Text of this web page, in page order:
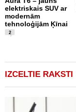
elektriskais SUV ar
modernām
tehnoloģijām Ķīnai
2
IZCELTIE RAKSTI